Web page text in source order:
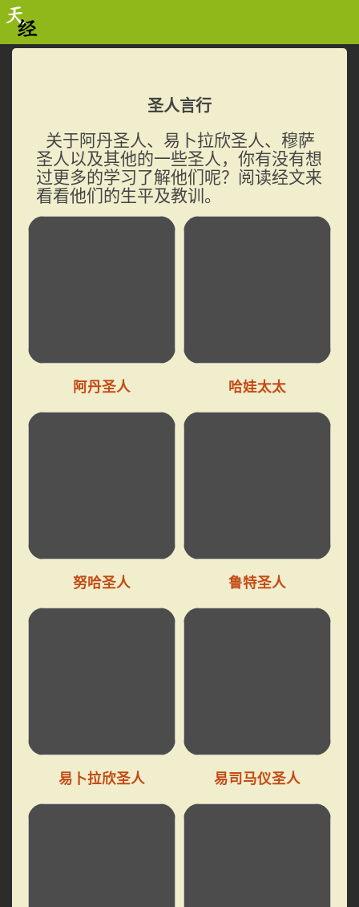
圣人言行
关于阿丹圣人、易卜拉欣圣人、穆萨
圣人以及其他的一些圣人，你有没有想
过更多的学习了解他们呢？阅读经文来
看看他们的生平及教训。
阿丹圣人 哈娃太太
努哈圣人 鲁特圣人
易卜拉欣圣人 易司马仪圣人